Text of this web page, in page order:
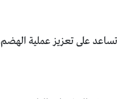
تساعد على تعزيز عملية